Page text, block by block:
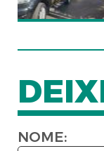
NOME: